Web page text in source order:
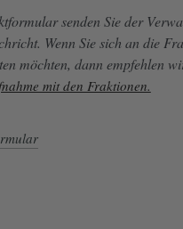
senden Sie der
Wenn Sie sich an die
möchten, dann empfehlen
mit den Fraktionen.